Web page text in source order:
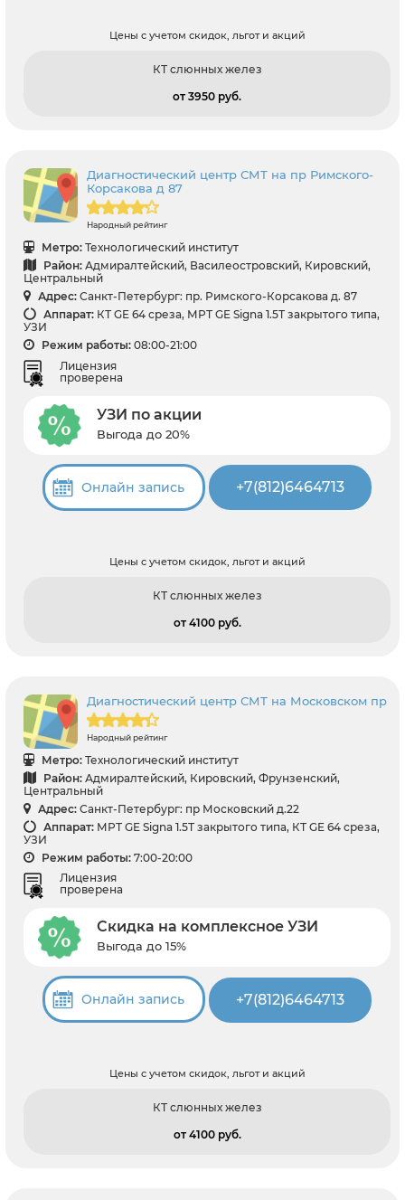
Цены с учетом скидок, льгот и акций
КТ слюнных желез
от 3950 pуб.
Диагностический центр СМТ на пр Римского-
Корсакова д 87
Народный рейтинг
Метро: Технологический институт
Район: Адмиралтейский, Василеостровский, Кировский,
Центральный
Адрес: Санкт-Петербург: пр. Римского-Корсакова д. 87
Аппарат: КТ GE 64 среза, МРТ GE Signa 1.5Т закрытого типа,
УЗИ
Режим работы: 08:00-21:00
Лицензия
проверена
УЗИ по акции
Выгода до 20%
Онлайн запись +7(812)6464713
Цены с учетом скидок, льгот и акций
КТ слюнных желез
от 4100 pуб.
Диагностический центр СМТ на Московском пр
Народный рейтинг
Метро: Технологический институт
Район: Адмиралтейский, Кировский, Фрунзенский,
Центральный
Адрес: Санкт-Петербург: пр Московский д.22
Аппарат: МРТ GE Signa 1.5Т закрытого типа, КТ GE 64 среза,
УЗИ
Режим работы: 7:00-20:00
Лицензия
проверена
Скидка на комплексное УЗИ
Выгода до 15%
Онлайн запись +7(812)6464713
Цены с учетом скидок, льгот и акций
КТ слюнных желез
от 4100 pуб.